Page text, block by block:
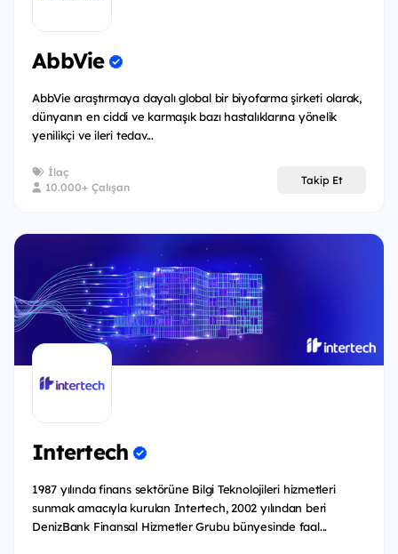
AbbVie
AbbVie araştırmaya dayalı global bir biyofarma şirketi olarak,
dünyanın en ciddi ve karmaşık bazı hastalıklarına yönelik
yenilikçi ve ileri tedav...
İlaç
10.000+ Çalışan
Takip Et
Intertech
1987 yılında finans sektörüne Bilgi Teknolojileri hizmetleri
sunmak amacıyla kurulan Intertech, 2002 yılından beri
DenizBank Finansal Hizmetler Grubu bünyesinde faal...